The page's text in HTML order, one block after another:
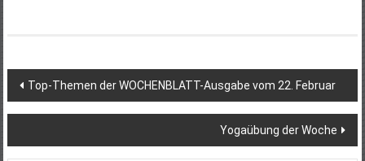
Beitragsnavigation
Top-Themen der WOCHENBLATT-Ausgabe vom 22. Februar
Yogaübung der Woche